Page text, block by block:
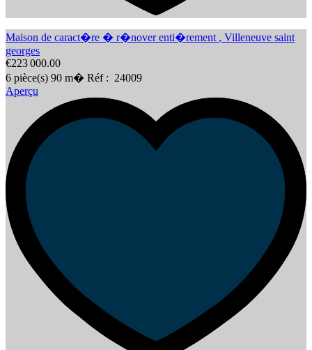
Maison de caract�re � r�nover enti�rement , Villeneuve saint
georges
€223 000.00
6 pièce(s) 90 m� Réf : 24009
Aperçu